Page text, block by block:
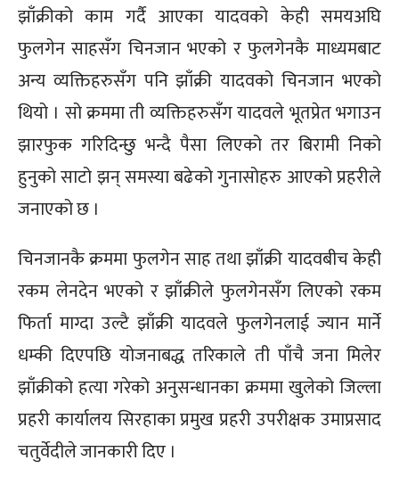
झाँक्रीको काम गर्दै आएका यादवको केही समयअघि
फुलगेन साहसँग चिनजान भएको र फुलगेनकै माध्यमबाट
अन्य व्यक्तिहरुसँग पनि झाँक्री यादवको चिनजान भएको
थियो । सो क्रममा ती व्यक्तिहरुसँग यादवले भूतप्रेत भगाउन
झारफुक गरिदिन्छु भन्दै पैसा लिएको तर बिरामी निको
हुनुको साटो झन् समस्या बढेको गुनासोहरु आएको प्रहरीले
जनाएको छ ।
चिनजानकै क्रममा फुलगेन साह तथा झाँक्री यादवबीच केही
रकम लेनदेन भएको र झाँक्रीले फुलगेनसँग लिएको रकम
फिर्ता माग्दा उल्टै झाँक्री यादवले फुलगेनलाई ज्यान मार्ने
धम्की दिएपछि योजनाबद्ध तरिकाले ती पाँचै जना मिलेर
झाँक्रीको हत्या गरेको अनुसन्धानका क्रममा खुलेको जिल्ला
प्रहरी कार्यालय सिरहाका प्रमुख प्रहरी उपरीक्षक उमाप्रसाद
चतुर्वेदीले जानकारी दिए ।